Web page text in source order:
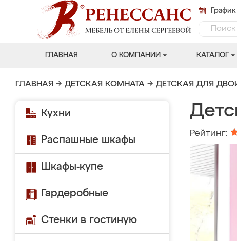
ГЛАВНАЯ О КОМПАНИИ КАТАЛОГ
ГЛАВНАЯ → ДЕТСКАЯ КОМНАТА → ДЕТСКАЯ ДЛЯ
Кухни
Распашные шкафы
Шкафы-купе
Гардеробные
Стенки в гостиную
Рейтинг: